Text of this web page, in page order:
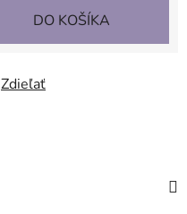
DO KOŠÍKA
Zdieľať